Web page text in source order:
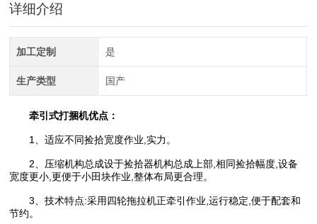
详细介绍
加工定制 是
生产类型 国产
牵引式打捆机优点：
1、适应不同捡拾宽度作业,实力。
2、压缩机构总成设于捡拾器机构总成上部,相同捡拾幅度,设备
宽度更小,更便于小田块作业,整体布局更合理。
3、技术特点:采用四轮拖拉机正牵引作业,运行稳定,便于配套和
节约。